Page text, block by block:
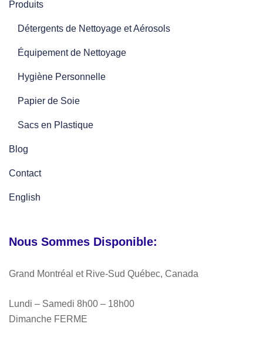
Produits
Détergents de Nettoyage et Aérosols
Équipement de Nettoyage
Hygiène Personnelle
Papier de Soie
Sacs en Plastique
Blog
Contact
English
Nous Sommes Disponible:
Grand Montréal et Rive-Sud Québec, Canada
Lundi – Samedi 8h00 – 18h00
Dimanche FERME